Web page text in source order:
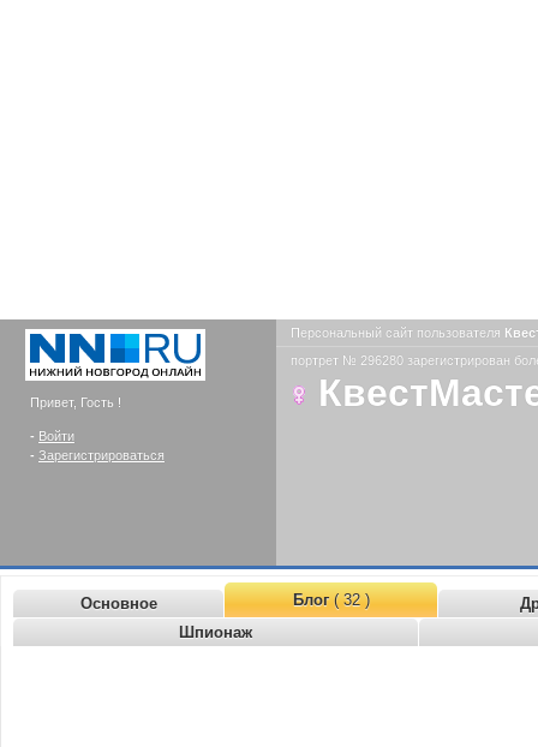
Привет, Гость !
- Войти
- Зарегистрироваться
Персональный сайт пользователя
портрет № 296280 зарегистрирован
Основное Блог( 32 )
Шпионаж